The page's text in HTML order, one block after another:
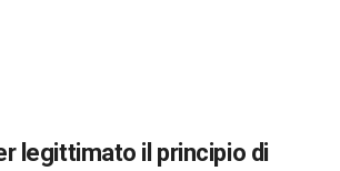
legittimato il principio di